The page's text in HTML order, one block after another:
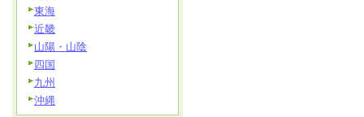
東海
近畿
山陽・山陰
四国
九州
沖縄